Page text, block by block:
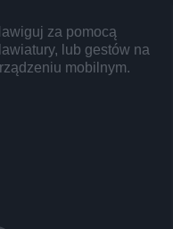
za pomocą
lub gestów na
mobilnym.